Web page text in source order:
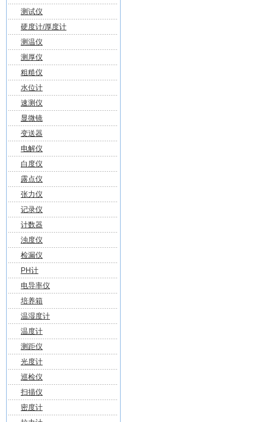
测试仪
硬度计/厚度计
测温仪
测厚仪
粗糙仪
水位计
速测仪
显微镜
变送器
电解仪
白度仪
露点仪
张力仪
记录仪
计数器
浊度仪
检漏仪
PH计
电导率仪
培养箱
温湿度计
温度计
测距仪
光度计
巡检仪
扫描仪
密度计